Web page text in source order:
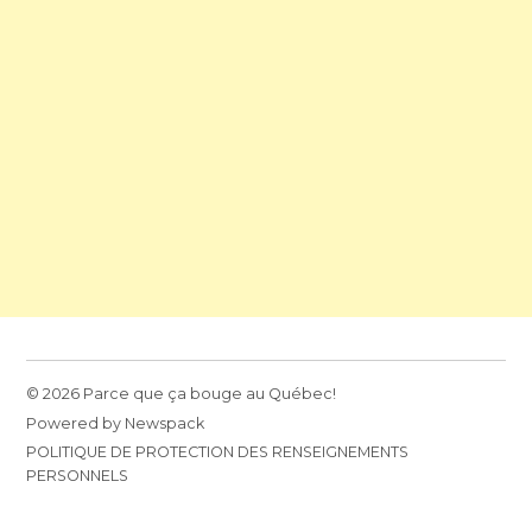
© 2026 Parce que ça bouge au Québec!
Powered by Newspack
POLITIQUE DE PROTECTION DES RENSEIGNEMENTS
PERSONNELS